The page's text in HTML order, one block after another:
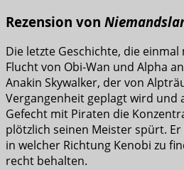
Rezension von
Die letzte Geschichte, die
Flucht von Obi-Wan und Alpha
Anakin Skywalker, der von
Vergangenheit geplagt wird und
Gefecht mit Piraten die
plötzlich seinen Meister spürt.
in welcher Richtung Kenobi zu
recht behalten.